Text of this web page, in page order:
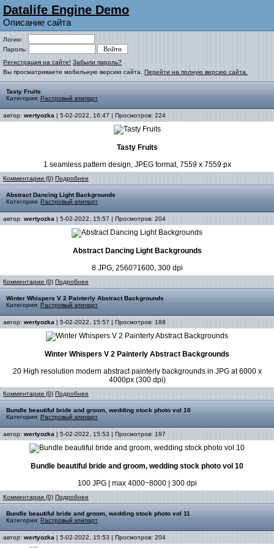
Datalife Engine Demo
Описание сайта
Логин:
Пароль:
Регистрация на сайте! Забыли пароль?
Вы просматриваете мобильную версию сайта. Перейти на полную версию сайта.
Tasty Fruits
Категория: Растровый клипарт
автор: wertyozka | 5-02-2022, 16:47 | Просмотров: 224
Tasty Fruits
1 seamless pattern design, JPEG format, 7559 x 7559 px
Комментарии (0) Подробнее
Abstract Dancing Light Backgrounds
Категория: Растровый клипарт
автор: wertyozka | 5-02-2022, 15:57 | Просмотров: 204
Abstract Dancing Light Backgrounds
8 JPG, 2560?1600, 300 dpi
Комментарии (0) Подробнее
Winter Whispers V 2 Painterly Abstract Backgrounds
Категория: Растровый клипарт
автор: wertyozka | 5-02-2022, 15:57 | Просмотров: 188
Winter Whispers V 2 Painterly Abstract Backgrounds
20 High resolution modern abstract painterly backgrounds in JPG at 6000 x
4000px (300 dpi)
Комментарии (0) Подробнее
Bundle beautiful bride and groom, wedding stock photo vol 10
Категория: Растровый клипарт
автор: wertyozka | 5-02-2022, 15:53 | Просмотров: 197
Bundle beautiful bride and groom, wedding stock photo vol 10
100 JPG | max 4000~8000 | 300 dpi
Комментарии (0) Подробнее
Bundle beautiful bride and groom, wedding stock photo vol 11
Категория: Растровый клипарт
автор: wertyozka | 5-02-2022, 15:53 | Просмотров: 204